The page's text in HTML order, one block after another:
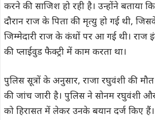
करने की साजिश हो रही है। उन्होंने बताया
दौरान राज के पिता की मृत्यु हो गई थी,
जिम्मेदारी राज के कंधों पर आ गई थी। राज
की प्लाईवुड फैक्ट्री में काम करता था।
पुलिस सूत्रों के अनुसार, राजा रघुवंशी की
की जांच जारी है। पुलिस ने सोनम रघुवंशी
को हिरासत में लेकर उनके बयान दर्ज किए हैं।